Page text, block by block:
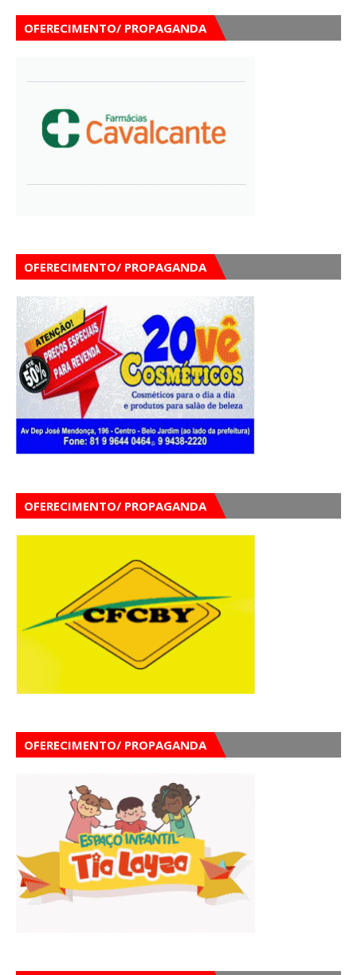
OFERECIMENTO/ PROPAGANDA
OFERECIMENTO/ PROPAGANDA
OFERECIMENTO/ PROPAGANDA
OFERECIMENTO/ PROPAGANDA